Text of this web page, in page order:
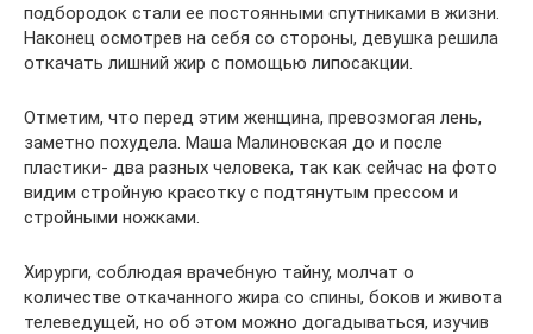
подбородок стали ее постоянными спутниками в жизни.
Наконец осмотрев на себя со стороны, девушка решила
откачать лишний жир с помощью липосакции.
Отметим, что перед этим женщина, превозмогая лень,
заметно похудела. Маша Малиновская до и после
пластики- два разных человека, так как сейчас на фото
видим стройную красотку с подтянутым прессом и
стройными ножками.
Хирурги, соблюдая врачебную тайну, молчат о
количестве откачанного жира со спины, боков и живота
телеведущей, но об этом можно догадываться, изучив